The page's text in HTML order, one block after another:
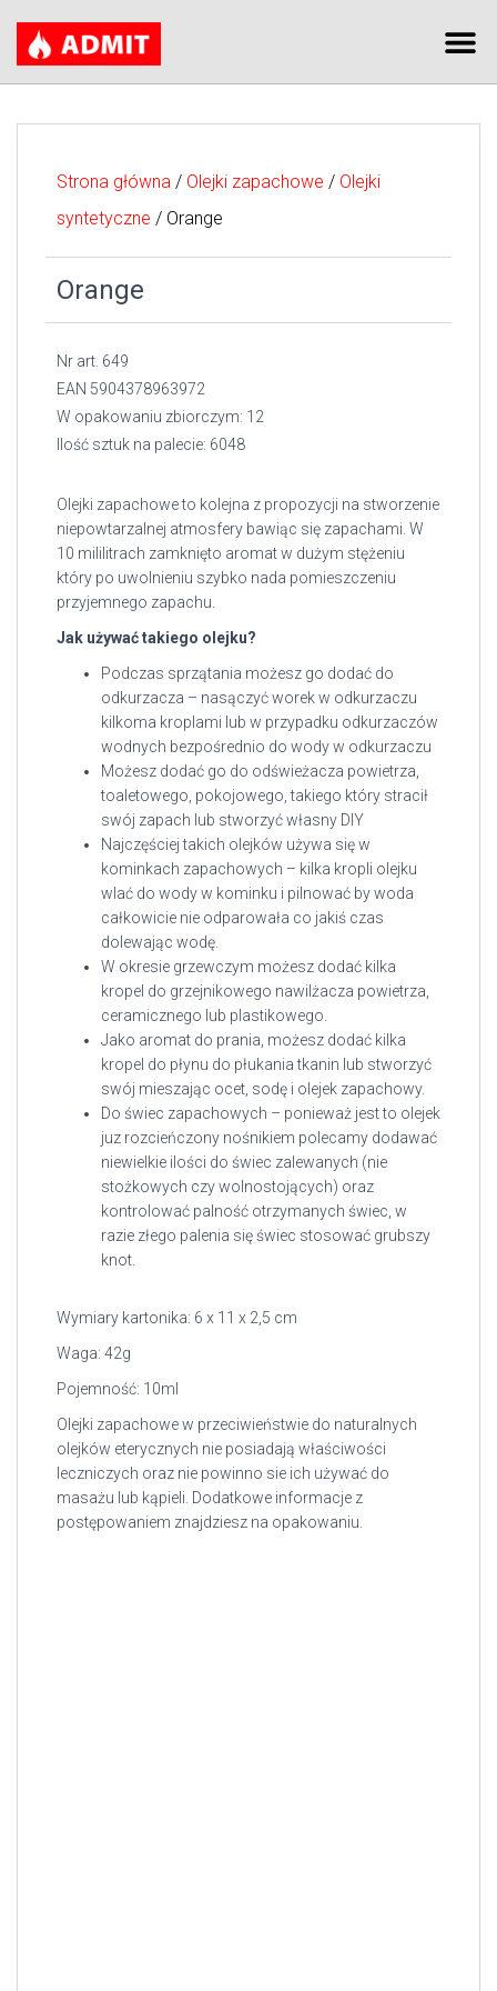
Strona główna / Olejki zapachowe / Olejki
syntetyczne / Orange
Orange
Nr art. 649
EAN 5904378963972
W opakowaniu zbiorczym: 12
Ilość sztuk na palecie: 6048
Olejki zapachowe to kolejna z propozycji na stworzenie
niepowtarzalnej atmosfery bawiąc się zapachami. W
10 mililitrach zamknięto aromat w dużym stężeniu
który po uwolnieniu szybko nada pomieszczeniu
przyjemnego zapachu.
Jak używać takiego olejku?
Podczas sprzątania możesz go dodać do
odkurzacza – nasączyć worek w odkurzaczu
kilkoma kroplami lub w przypadku odkurzaczów
wodnych bezpośrednio do wody w odkurzaczu
Możesz dodać go do odświeżacza powietrza,
toaletowego, pokojowego, takiego który stracił
swój zapach lub stworzyć własny DIY
Najczęściej takich olejków używa się w
kominkach zapachowych – kilka kropli olejku
wlać do wody w kominku i pilnować by woda
całkowicie nie odparowała co jakiś czas
dolewając wodę.
W okresie grzewczym możesz dodać kilka
kropel do grzejnikowego nawilżacza powietrza,
ceramicznego lub plastikowego.
Jako aromat do prania, możesz dodać kilka
kropel do płynu do płukania tkanin lub stworzyć
swój mieszając ocet, sodę i olejek zapachowy.
Do świec zapachowych – ponieważ jest to olejek
juz rozcieńczony nośnikiem polecamy dodawać
niewielkie ilości do świec zalewanych (nie
stożkowych czy wolnostojących) oraz
kontrolować palność otrzymanych świec, w
razie złego palenia się świec stosować grubszy
knot.
Wymiary kartonika: 6 x 11 x 2,5 cm
Waga: 42g
Pojemność: 10ml
Olejki zapachowe w przeciwieństwie do naturalnych
olejków eterycznych nie posiadają właściwości
leczniczych oraz nie powinno sie ich używać do
masażu lub kąpieli. Dodatkowe informacje z
postępowaniem znajdziesz na opakowaniu.